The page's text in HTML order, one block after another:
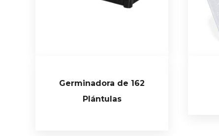
Germinadora de 162
Plántulas